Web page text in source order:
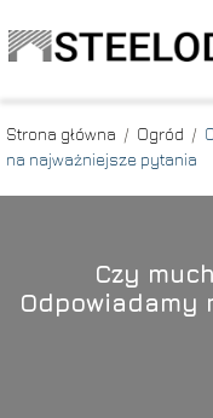
Strona główna / Ogród /
na najważniejsze pytania
Czy
Odpowiadamy